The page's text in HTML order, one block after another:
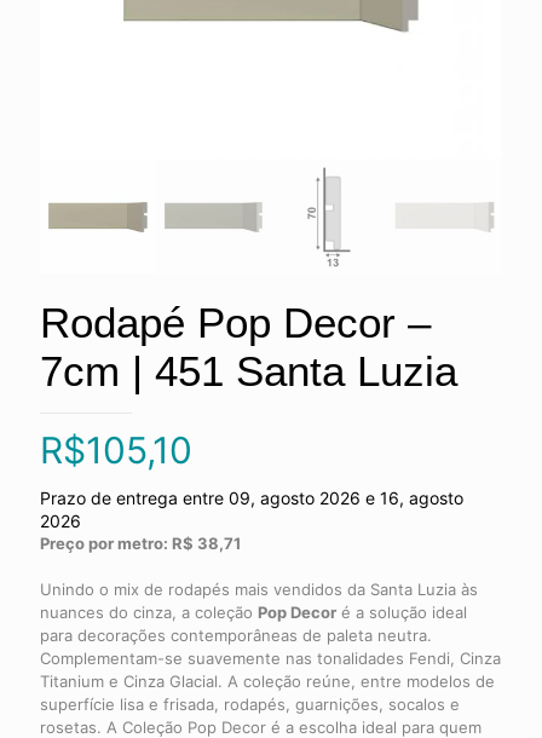
Rodapé Pop Decor –
7cm | 451 Santa Luzia
R$105,10
Prazo de entrega entre 09, agosto 2026 e 16, agosto
2026
Preço por metro: R$ 38,71
Unindo o mix de rodapés mais vendidos da Santa Luzia às
nuances do cinza, a coleção Pop Decor é a solução ideal
para decorações contemporâneas de paleta neutra.
Complementam-se suavemente nas tonalidades Fendi, Cinza
Titanium e Cinza Glacial. A coleção reúne, entre modelos de
superfície lisa e frisada, rodapés, guarnições, socalos e
rosetas. A Coleção Pop Decor é a escolha ideal para quem